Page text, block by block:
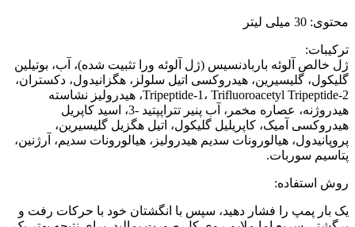
محتوی: 30 میلی لیتر
ترکیبات:
ژل خالص آلوئه باربادنسیس (ژل آلوئه ورا تثبیت شده)، آب، بوتیلین
گلیکول، گلیسیرین، هیدروکسی اتیل سلولز، هگزانیدول، دکستران،
Tripeptide-1، Trifluoroacetyl Tripeptide-2، هیدرولیز نشاسته
هیدروژنه، عصاره مخمر، آب پنیر تتراپپتید -3، اسید کاپریل
هیدروکسی آمیک، کاپریلیل گلیکول، اتیل هگزیل گلیسیرین،
پروپانیدول، هیالورونات سدیم هیدرولیز، هیالورونات سدیم، آرژنین،
پتاسیم سوربات.
روش استفاده:
یک بار پمپ را فشار دهید، سپس با انگشتان خود با حرکات رفت و